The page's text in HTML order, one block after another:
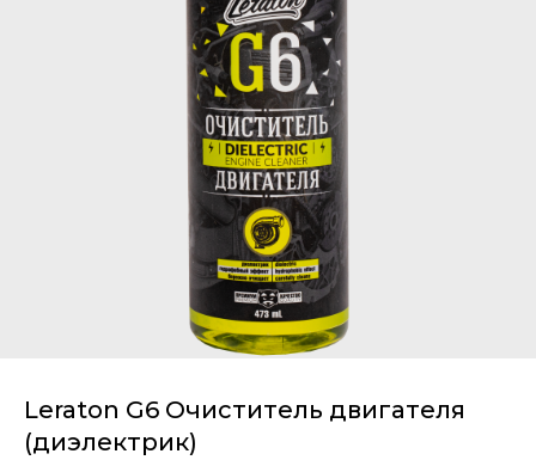
Leraton G6 Очиститель двигателя
(диэлектрик)